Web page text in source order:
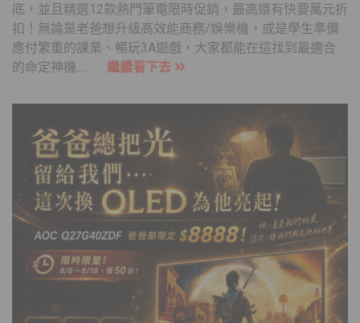
底，並且精選12款熱門筆電限時促銷，最高還有快要萬元折
扣！無論是老爸想升級高效能商務/娛樂機，或是學生準備
應付繁重的課業、暢玩3A遊戲，大家都能在這找到最適合
的命定神機...... 繼續看下去